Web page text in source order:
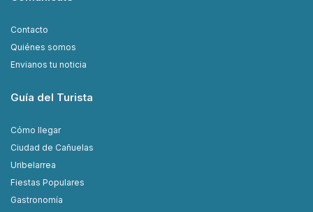
Contacto
Quiénes somos
Envianos tu noticia
Guía del Turista
Cómo llegar
Ciudad de Cañuelas
Uribelarrea
Fiestas Populares
Gastronomía